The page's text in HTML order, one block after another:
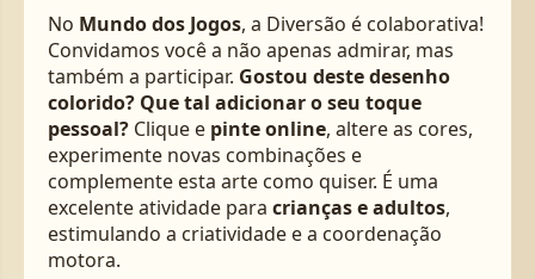
No Mundo dos Jogos, a Diversão é colaborativa!
Convidamos você a não apenas admirar, mas
também a participar. Gostou deste desenho
colorido? Que tal adicionar o seu toque
pessoal? Clique e pinte online, altere as cores,
experimente novas combinações e
complemente esta arte como quiser. É uma
excelente atividade para crianças e adultos,
estimulando a criatividade e a coordenação
motora.